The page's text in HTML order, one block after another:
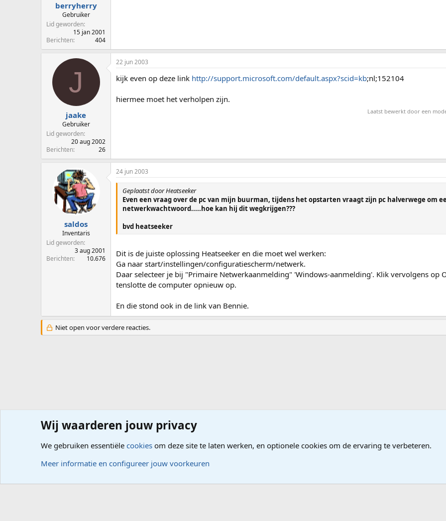
berryherry
Gebruiker
Lid geworden
15 jan 2001
Berichten
404
J
jaake
Gebruiker
Lid geworden
20 aug 2002
Berichten
26
22 jun 2003
kijk even op deze link http://support.microsoft.com/default.aspx?scid=kb;nl;152104
hiermee moet het verholpen zijn.
Laatst bewerkt door een
saldos
Inventaris
Lid geworden
3 aug 2001
Berichten
10.676
24 jun 2003
Geplaatst door Heatseeker
Even een vraag over de pc van mijn buurman, tijdens het opstarten vraagt zijn pc halverwege om
netwerkwachtwoord.....hoe kan hij dit wegkrijgen???
bvd heatseeker
Dit is de juiste oplossing Heatseeker en die moet wel werken:
Ga naar start/instellingen/configuratiescherm/netwerk.
Daar selecteer je bij "Primaire Netwerkaanmelding" 'Windows-aanmelding'. Klik vervolgens op
tenslotte de computer opnieuw op.
En die stond ook in de link van Bennie.
Niet open voor verdere reacties.
Forums Computerproblemen Besturingssysteem
Wij waarderen jouw privacy
We gebruiken essentiële cookies om deze site te laten werken, en optionele cookies om de ervaring te verbeteren.
Meer informatie en configureer jouw voorkeuren